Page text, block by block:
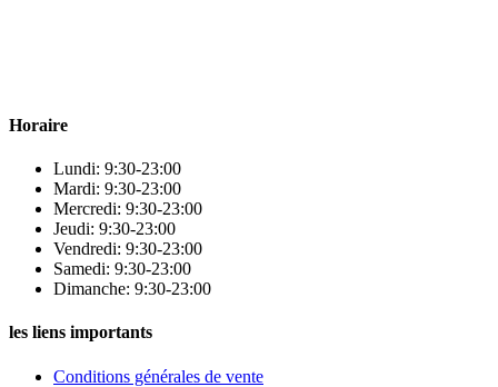
Horaire
Lundi: 9:30-23:00
Mardi: 9:30-23:00
Mercredi: 9:30-23:00
Jeudi: 9:30-23:00
Vendredi: 9:30-23:00
Samedi: 9:30-23:00
Dimanche: 9:30-23:00
les liens importants
Conditions générales de vente